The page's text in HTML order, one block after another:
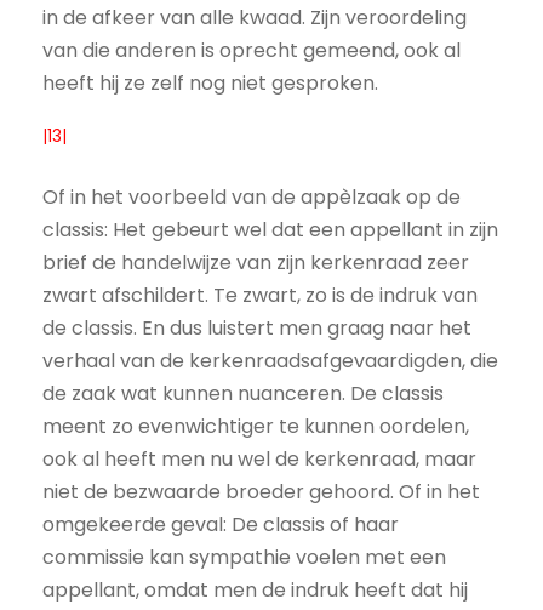
in de afkeer van alle kwaad. Zijn veroordeling
van die anderen is oprecht gemeend, ook al
heeft hij ze zelf nog niet gesproken.
|13|
Of in het voorbeeld van de appèlzaak op de
classis: Het gebeurt wel dat een appellant in zijn
brief de handelwijze van zijn kerkenraad zeer
zwart afschildert. Te zwart, zo is de indruk van
de classis. En dus luistert men graag naar het
verhaal van de kerkenraadsafgevaardigden, die
de zaak wat kunnen nuanceren. De classis
meent zo evenwichtiger te kunnen oordelen,
ook al heeft men nu wel de kerkenraad, maar
niet de bezwaarde broeder gehoord. Of in het
omgekeerde geval: De classis of haar
commissie kan sympathie voelen met een
appellant, omdat men de indruk heeft dat hij